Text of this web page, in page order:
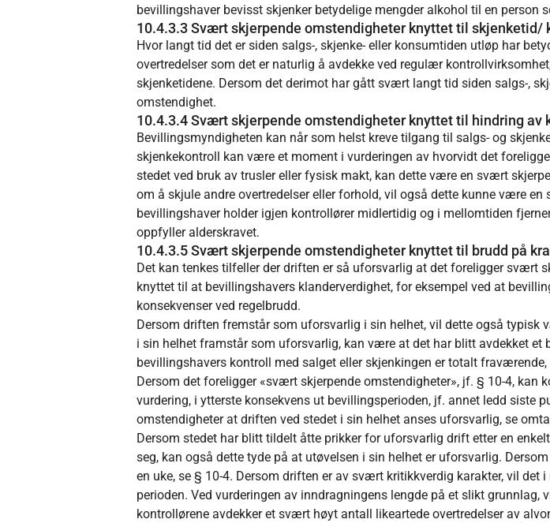
bevillingshaver bevisst skjenker betydelige mengder alkohol til en person
10.4.3.3 Svært skjerpende omstendigheter knyttet til skjenketid/
Hvor langt tid det er siden salgs-, skjenke- eller konsumtiden utløp har
overtredelser som det er naturlig å avdekke ved regulær
skjenketidene. Dersom det derimot har gått svært langt tid siden salgs-,
omstendighet.
10.4.3.4 Svært skjerpende omstendigheter knyttet til hindring av
Bevillingsmyndigheten kan når som helst kreve tilgang til salgs- og
skjenkekontroll kan være et moment i vurderingen av hvorvidt det
stedet ved bruk av trusler eller fysisk makt, kan dette være en svært
om å skjule andre overtredelser eller forhold, vil også dette kunne være
bevillingshaver holder igjen kontrollører midlertidig og i mellomtiden
oppfyller alderskravet.
10.4.3.5 Svært skjerpende omstendigheter knyttet til brudd på
Det kan tenkes tilfeller der driften er så uforsvarlig at det foreligger svært
knyttet til at bevillingshavers klanderverdighet, for eksempel ved at
konsekvenser ved regelbrudd.
Dersom driften fremstår som uforsvarlig i sin helhet, vil dette også
i sin helhet framstår som uforsvarlig, kan være at det har blitt avdekket et
bevillingshavers kontroll med salget eller skjenkingen er totalt
Dersom det foreligger «svært skjerpende omstendigheter», jf. § 10-4,
vurdering, i ytterste konsekvens ut bevillingsperioden, jf. annet ledd siste
omstendigheter at driften ved stedet i sin helhet anses uforsvarlig, se
Dersom stedet har blitt tildelt åtte prikker for uforsvarlig drift etter en
seg, kan også dette tyde på at utøvelsen i sin helhet er uforsvarlig.
en uke, se § 10-4. Dersom driften er av svært kritikkverdig karakter, vil
perioden. Ved vurderingen av inndragningens lengde på et slikt
kontrollørene avdekker et svært høyt antall likeartede overtredelser av